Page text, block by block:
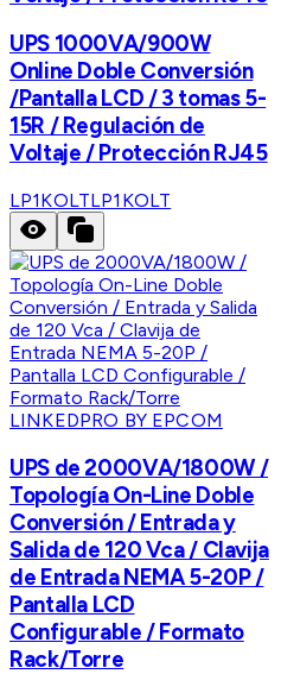
UPS 1000VA/900W
Online Doble Conversión
/Pantalla LCD / 3 tomas 5-
15R / Regulación de
Voltaje / Protección RJ45
LP1KOLTLP1KOLT
LINKEDPRO BY EPCOM
UPS de 2000VA/1800W /
Topología On-Line Doble
Conversión / Entrada y
Salida de 120 Vca / Clavija
de Entrada NEMA 5-20P /
Pantalla LCD
Configurable / Formato
Rack/Torre